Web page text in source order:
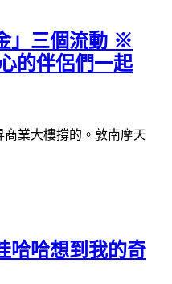
」三個流動 ※
的伴侶們一起
業大樓撐的。敦南摩天
哈哈想到我的奇